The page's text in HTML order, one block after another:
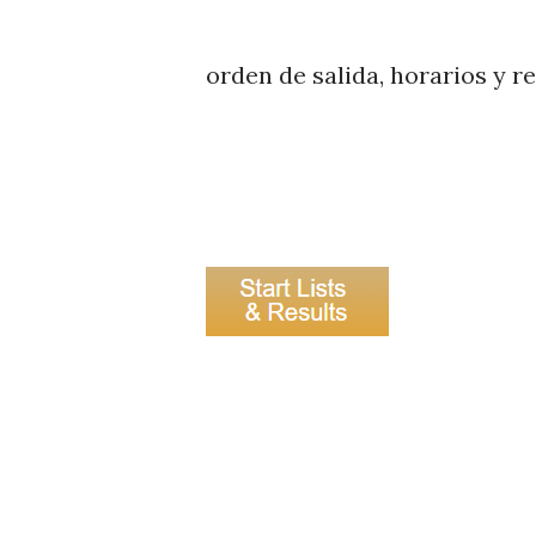
orden de salida, horarios y